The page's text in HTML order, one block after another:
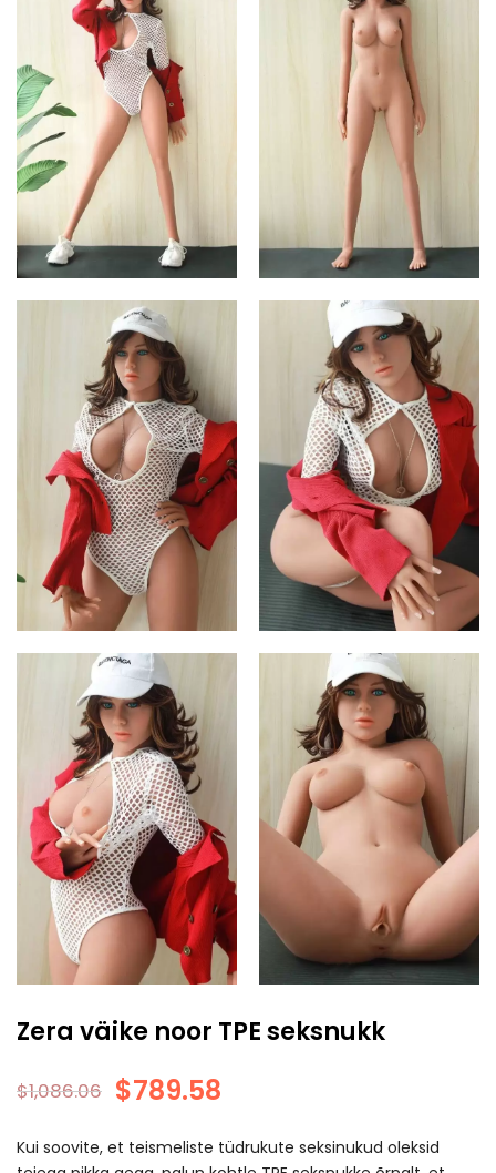
Zera väike noor TPE seksnukk
$1,086.06 $789.58
Kui soovite, et teismeliste tüdrukute seksinukud oleksid